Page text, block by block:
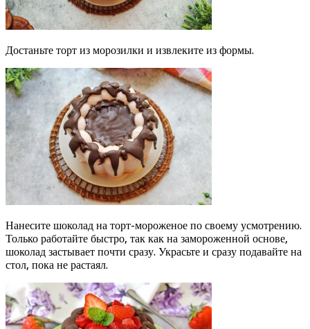
Достаньте торт из морозилки и извлеките из формы.
Нанесите шоколад на торт-мороженое по своему усмотрению.
Только работайте быстро, так как на замороженной основе,
шоколад застывает почти сразу. Украсьте и сразу подавайте на
стол, пока не растаял.